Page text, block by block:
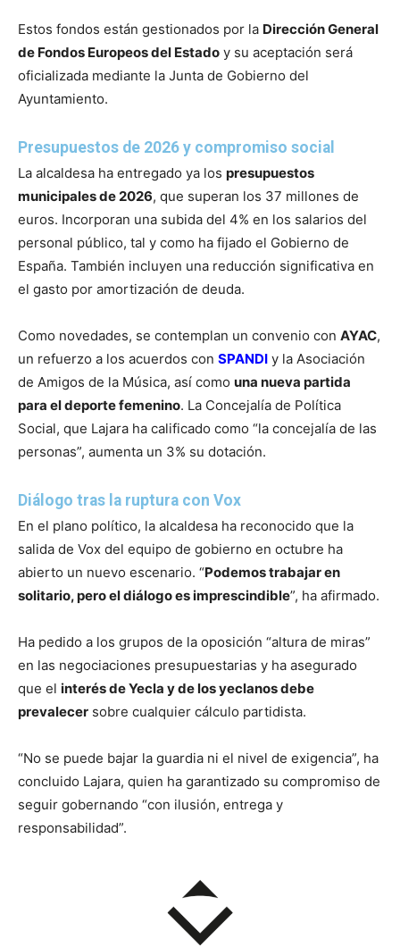
Estos fondos están gestionados por la Dirección General
de Fondos Europeos del Estado y su aceptación será
oficializada mediante la Junta de Gobierno del
Ayuntamiento.
Presupuestos de 2026 y compromiso social
La alcaldesa ha entregado ya los presupuestos
municipales de 2026, que superan los 37 millones de
euros. Incorporan una subida del 4% en los salarios del
personal público, tal y como ha fijado el Gobierno de
España. También incluyen una reducción significativa en
el gasto por amortización de deuda.
Como novedades, se contemplan un convenio con AYAC,
un refuerzo a los acuerdos con SPANDI y la Asociación
de Amigos de la Música, así como una nueva partida
para el deporte femenino. La Concejalía de Política
Social, que Lajara ha calificado como “la concejalía de las
personas”, aumenta un 3% su dotación.
Diálogo tras la ruptura con Vox
En el plano político, la alcaldesa ha reconocido que la
salida de Vox del equipo de gobierno en octubre ha
abierto un nuevo escenario. “Podemos trabajar en
solitario, pero el diálogo es imprescindible”, ha afirmado.
Ha pedido a los grupos de la oposición “altura de miras”
en las negociaciones presupuestarias y ha asegurado
que el interés de Yecla y de los yeclanos debe
prevalecer sobre cualquier cálculo partidista.
“No se puede bajar la guardia ni el nivel de exigencia”, ha
concluido Lajara, quien ha garantizado su compromiso de
seguir gobernando “con ilusión, entrega y
responsabilidad”.